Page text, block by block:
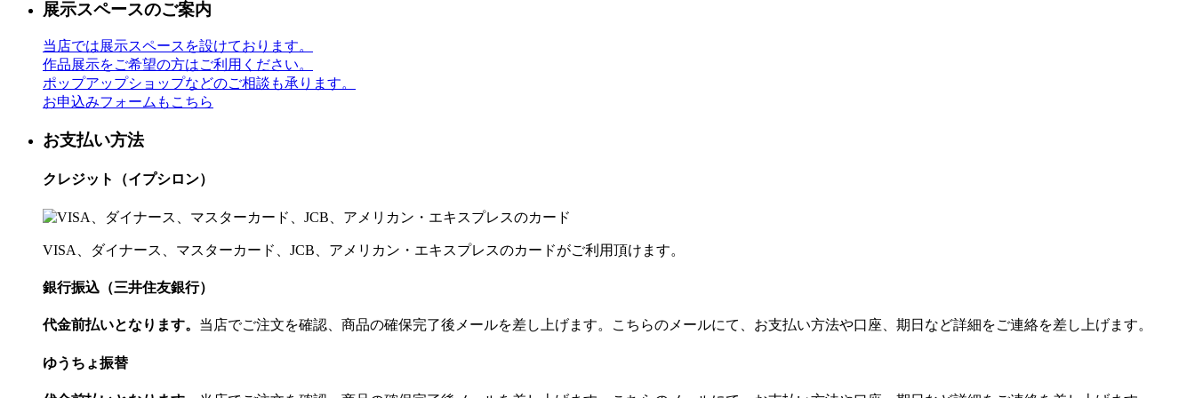
展示スペースのご案内
当店では展示スペースを設けております。
作品展示をご希望の方はご利用ください。
ポップアップショップなどのご相談も承ります。
お申込みフォームもこちら
お支払い方法
クレジット（イプシロン）
VISA、ダイナース、マスターカード、JCB、アメリカン・エキスプレスのカードがご利用頂けます。
銀行振込（三井住友銀行）
代金前払いとなります。 当店でご注文を確認、商品の確保完了後メールを差し上げます。こちらのメールにて、お支払い方法や口座、期日など詳細をご連絡を差し上げます。
ゆうちょ振替